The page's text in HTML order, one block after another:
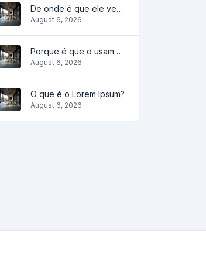
De onde é que ele vem?
August 6, 2026
Porque é que o usamos?
August 6, 2026
O que é o Lorem Ipsum?
August 6, 2026